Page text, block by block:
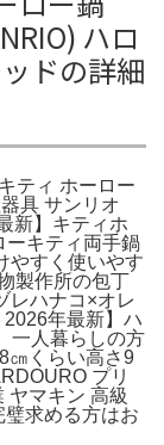
ハロ
ドの詳細
ティ ホーロー
具 サンリオ
新】キティホ
ーキティ両手鍋
やすく使いやす
製作所の包丁
レハナコ×オレ
年最新】ハ
一人暮らしの方
㎝くらい高さ9
プリ
ヤマキン 高級
求める方はお